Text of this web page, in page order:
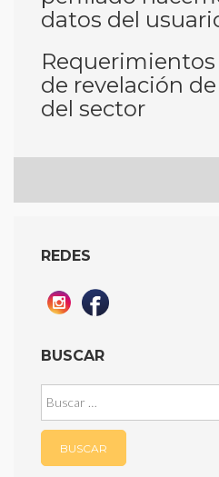
datos del
de revelación
del sector
entradas
REDES
BUSCAR